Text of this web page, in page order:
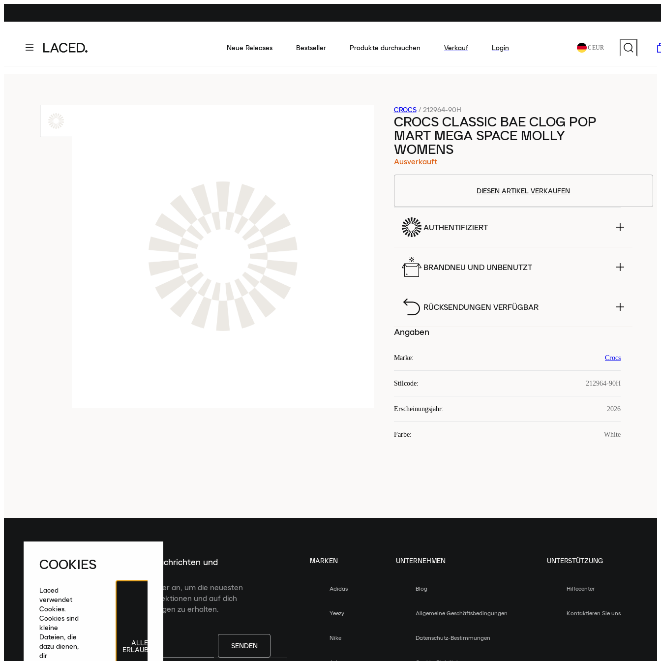
Neue Releases Bestseller Produkte durchsuchen Verkauf Login € EUR
CROCS / 212964-90H
CROCS CLASSIC BAE CLOG POP
MART MEGA SPACE MOLLY
WOMENS
Ausverkauft
DIESEN ARTIKEL VERKAUFEN
AUTHENTIFIZIERT
BRANDNEU UND UNBENUTZT
RÜCKSENDUNGEN VERFÜGBAR
Angaben
Marke: Crocs
Stilcode: 212964-90H
Erscheinungsjahr: 2026
Farbe: White
Melde dich für die neuesten Nachrichten und
Veröffentlichungen an
Melde dich für den Laced Newsletter an, um die neuesten
Veröffentlichungen, kuratierte Kollektionen und auf dich
zugeschnittene Produktempfehlungen zu erhalten.
SENDEN
MARKEN
Adidas
Yeezy
Nike
UNTERNEHMEN
Blog
Allgemeine Geschäftsbedingungen
Datenschutz-Bestimmungen
UNTERSTÜTZUNG
Hilfecenter
Kontaktieren Sie uns
COOKIES
Laced
verwendet
Cookies.
Cookies sind
kleine
Dateien, die
dazu dienen,
dir
ALLE
ERLAUBEN